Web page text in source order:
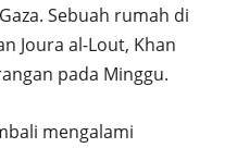
Sebuah rumah di
Joura al-Lout, Khan
pada Minggu.
mengalami